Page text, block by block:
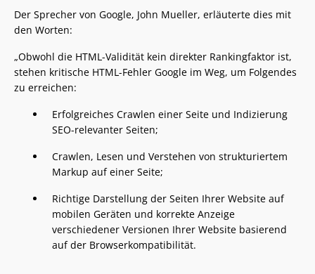
Der Sprecher von Google, John Mueller, erläuterte dies mit
den Worten:
„Obwohl die HTML-Validität kein direkter Rankingfaktor ist,
stehen kritische HTML-Fehler Google im Weg, um Folgendes
zu erreichen:
Erfolgreiches Crawlen einer Seite und Indizierung
SEO-relevanter Seiten;
Crawlen, Lesen und Verstehen von strukturiertem
Markup auf einer Seite;
Richtige Darstellung der Seiten Ihrer Website auf
mobilen Geräten und korrekte Anzeige
verschiedener Versionen Ihrer Website basierend
auf der Browserkompatibilität.